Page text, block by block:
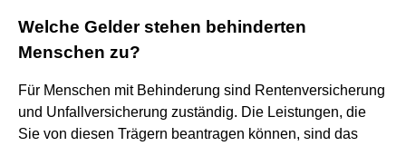
Welche Gelder stehen behinderten
Menschen zu?
Für Menschen mit Behinderung sind Rentenversicherung
und Unfallversicherung zuständig. Die Leistungen, die
Sie von diesen Trägern beantragen können, sind das